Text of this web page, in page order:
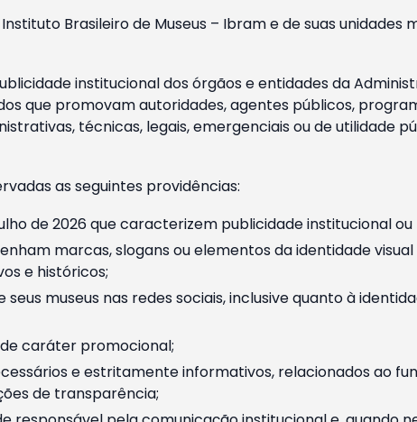
Brasileiro de Museus – Ibram e de suas
institucional dos órgãos e entidades da
que promovam autoridades, agentes públicos,
técnicas, legais, emergenciais ou de utilidade
as seguintes providências:
de 2026 que caracterizem publicidade institucional
marcas, slogans ou elementos da identidade
e históricos;
museus nas redes sociais, inclusive quanto à
caráter promocional;
e estritamente informativos, relacionados ao
de transparência;